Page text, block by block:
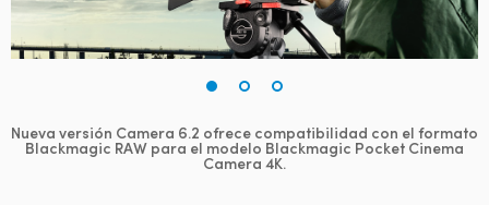
France
Germany
India
Nueva versión Camera 6.2 ofrece compatibilidad con el formato
Blackmagic RAW para el modelo Blackmagic Pocket Cinema
Camera 4K.